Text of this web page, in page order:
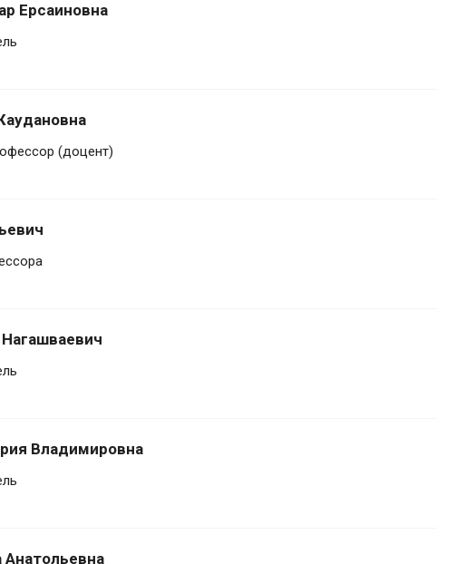
Ерсаиновна
(доцент)
Владимировна